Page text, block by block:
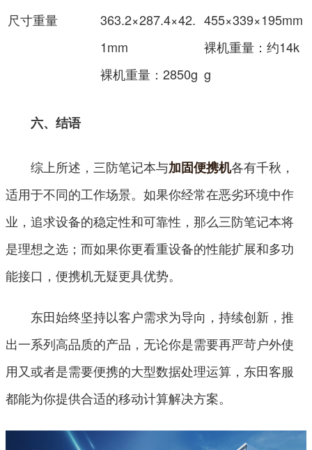
尺寸重量
363.2×287.4×42.
1mm
裸机重量：2850g
455×339×195mm
裸机重量：约14k
g
六、结语
综上所述，三防笔记本与加固便携机各有千秋，
适用于不同的工作场景。如果你经常在恶劣环境中作
业，追求设备的稳定性和可靠性，那么三防笔记本将
是理想之选；而如果你更看重设备的性能扩展和多功
能接口，便携机无疑更具优势。
东田始终坚持以客户需求为导向，持续创新，推
出一系列高品质的产品，无论你是需要再严苛户外使
用又或者是需要便携的大型数据处理运算，东田客服
都能为你提供合适的移动计算解决方案。